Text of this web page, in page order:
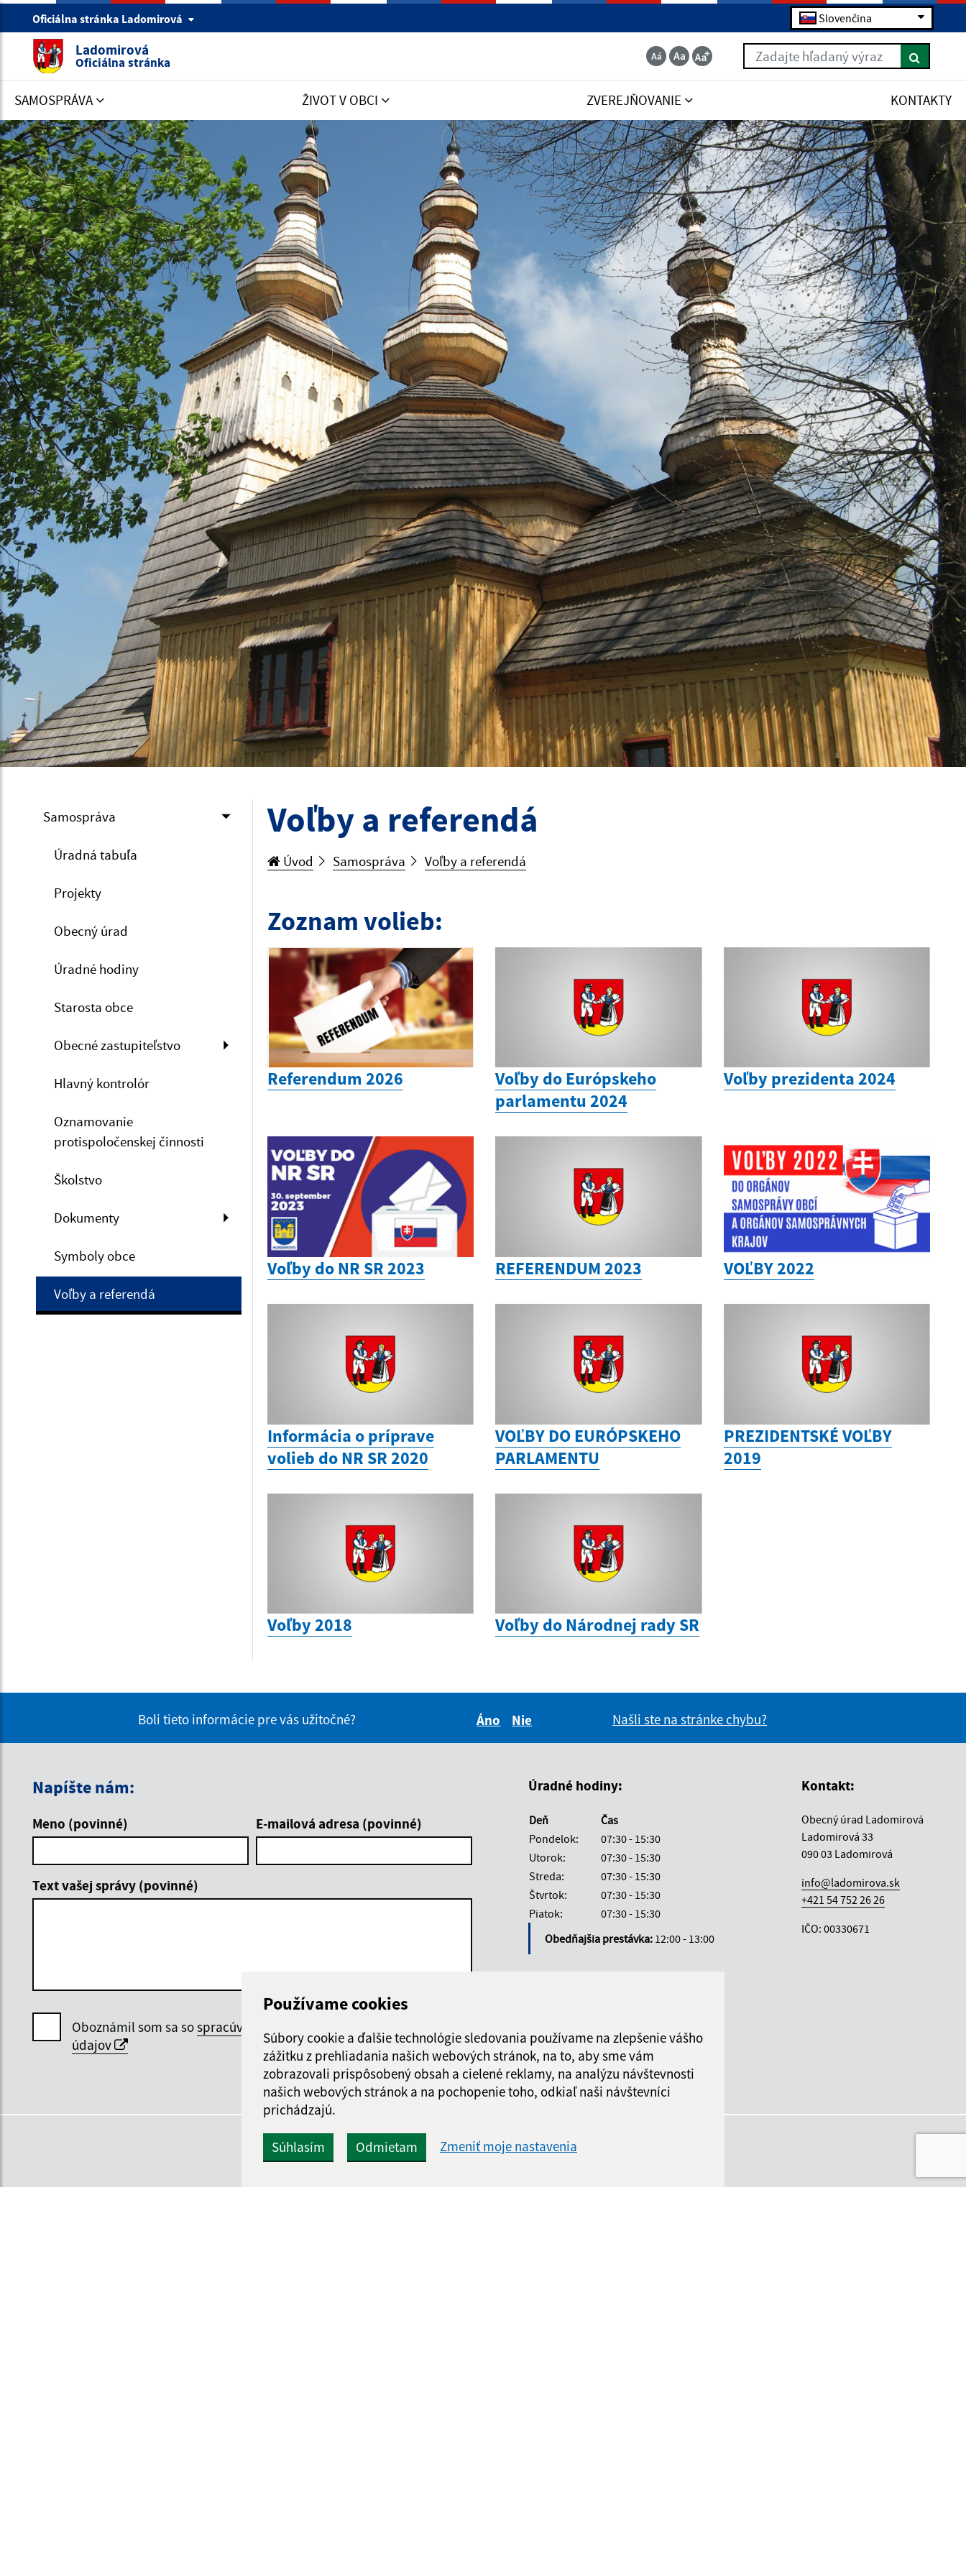
Používame cookies
Súbory cookie a ďalšie technológie sledovania používame na zlepšenie vášho
zážitku z prehliadania našich webových stránok, na to, aby sme vám
zobrazovali prispôsobený obsah a cielené reklamy, na analýzu návštevnosti
našich webových stránok a na pochopenie toho, odkiaľ naši návštevníci
prichádzajú.
Súhlasím Odmietam Zmeniť moje nastavenia
Oficiálna stránka Ladomirová Slovenčina
Ladomirová
Oficiálna stránka
Zadajte hľadaný výraz
SAMOSPRÁVA ŽIVOT V OBCI ZVEREJŇOVANIE KONTAKTY
Samospráva
Úradná tabuľa
Projekty
Obecný úrad
Úradné hodiny
Starosta obce
Obecné zastupiteľstvo
Hlavný kontrolór
Oznamovanie
protispoločenskej činnosti
Školstvo
Dokumenty
Symboly obce
Voľby a referendá
Voľby a referendá
Úvod Samospráva Voľby a referendá
Zoznam volieb:
Referendum 2026
Voľby do Európskeho
parlamentu 2024
Voľby prezidenta 2024
Voľby do NR SR 2023 REFERENDUM 2023 VOĽBY 2022
Informácia o príprave
volieb do NR SR 2020
VOĽBY DO EURÓPSKEHO
PARLAMENTU
PREZIDENTSKÉ VOĽBY
2019
Voľby 2018 Voľby do Národnej rady SR
Boli tieto informácie pre vás užitočné?
Áno
Nie
Našli ste na stránke chybu?
Napíšte nám:
Meno (povinné) E-mailová adresa (povinné)
Text vašej správy (povinné)
Oboznámil som sa sospracúvaním osobných
údajov
správu
Úradné hodiny:
Deň
Čas
Pondelok:
07:30 - 15:30
Utorok:
07:30 - 15:30
Streda:
07:30 - 15:30
Štvrtok:
07:30 - 15:30
Piatok:
07:30 - 15:30
Obedňajšia prestávka: 12:00 - 13:00
Kontakt:
Obecný úrad Ladomirová
Ladomirová 33
090 03 Ladomirová
info@ladomirova.sk
+421 54 752 26 26
IČO: 00330671